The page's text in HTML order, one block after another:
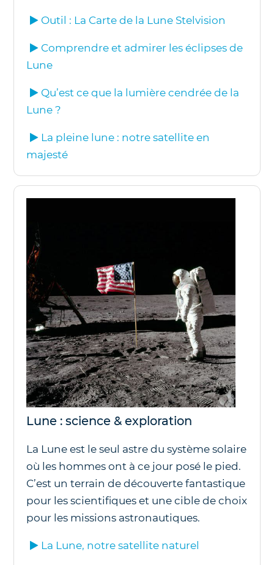
Outil : La Carte de la Lune Stelvision
Comprendre et admirer les éclipses de
Lune
Qu’est ce que la lumière cendrée de la
Lune ?
La pleine lune : notre satellite en
majesté
Lune : science & exploration
La Lune est le seul astre du système solaire
où les hommes ont à ce jour posé le pied.
C’est un terrain de découverte fantastique
pour les scientifiques et une cible de choix
pour les missions astronautiques.
La Lune, notre satellite naturel